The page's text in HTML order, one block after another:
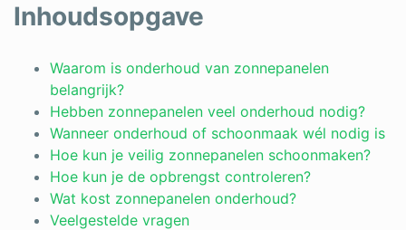
Inhoudsopgave
Waarom is onderhoud van zonnepanelen
belangrijk?
Hebben zonnepanelen veel onderhoud nodig?
Wanneer onderhoud of schoonmaak wél nodig is
Hoe kun je veilig zonnepanelen schoonmaken?
Hoe kun je de opbrengst controleren?
Wat kost zonnepanelen onderhoud?
Veelgestelde vragen